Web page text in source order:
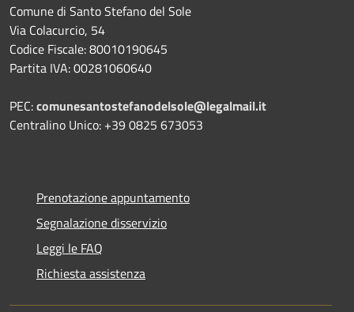
Comune di Santo Stefano del Sole
Via Colacurcio, 54
Codice Fiscale: 80010190645
Partita IVA: 00281060640
PEC:comunesantostefanodelsole@legalmail.it
Centralino Unico: +39 0825 673053
Prenotazione appuntamento
Segnalazione disservizio
Leggi le FAQ
Richiesta assistenza